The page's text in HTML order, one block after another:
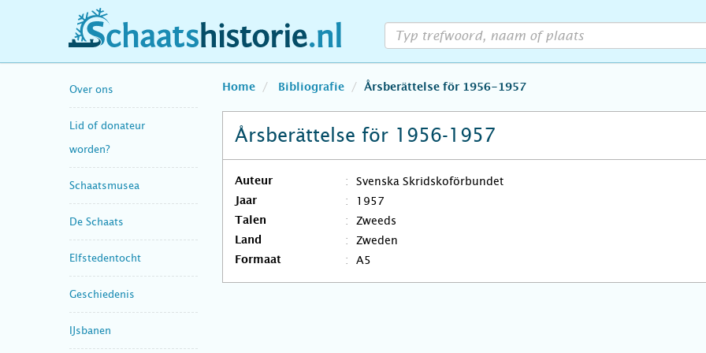
schaatshistorie.nl
Over ons
Lid of donateur
worden?
Schaatsmusea
De Schaats
Elfstedentocht
Geschiedenis
IJsbanen
Home Bibliografie Årsberättelse för 1956-1957
Årsberättelse för 1956-1957
Auteur Svenska Skridskoförbundet
Jaar 1957
Talen Zweeds
Land Zweden
Formaat A5